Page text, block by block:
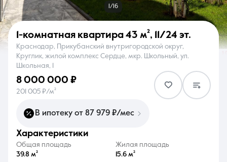
О компании Контакты
Ежедневно с 08:30 до 20:00
1/16
1-комнатная квартира 43 м², 11/24 эт.
Краснодар, Прикубанский внутригородской округ,
Круглик, жилой комплекс Сердце, мкр. Школьный, ул.
Школьная, 1
8 000 000 ₽
201 005 ₽/м²
В ипотеку от 87 979 ₽/мес
характеристики
Общая площадь
39.8 м²
Жилая площадь
15.6 м²